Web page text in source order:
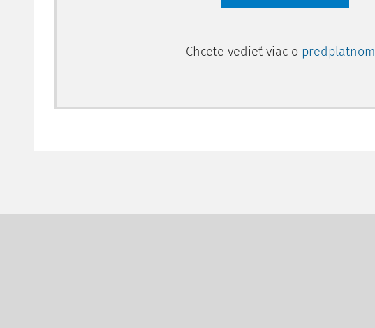
Chcete vedieť viac o predplatnom